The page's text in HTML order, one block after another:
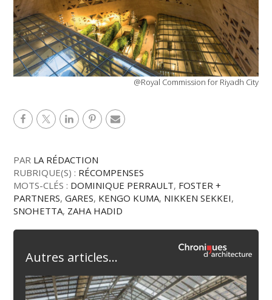
@Royal Commission for Riyadh City
PAR LA RÉDACTION
RUBRIQUE(S) : RÉCOMPENSES
MOTS-CLÉS : DOMINIQUE PERRAULT, FOSTER +
PARTNERS,GARES, KENGO KUMA, NIKKEN SEKKEI,
SNOHETTA, ZAHA HADID
Autres articles...